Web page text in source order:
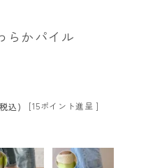
らかパイル
税込 [15ポイント進呈 ]